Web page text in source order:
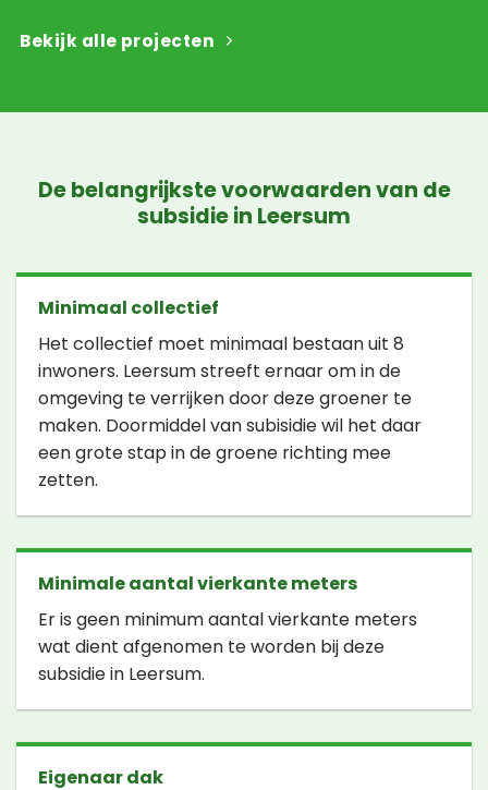
Bekijk alle projecten
De belangrijkste voorwaarden van de
subsidie in Leersum
Minimaal collectief
Het collectief moet minimaal bestaan uit 8
inwoners. Leersum streeft ernaar om in de
omgeving te verrijken door deze groener te
maken. Doormiddel van subisidie wil het daar
een grote stap in de groene richting mee
zetten.
Minimale aantal vierkante meters
Er is geen minimum aantal vierkante meters
wat dient afgenomen te worden bij deze
subsidie in Leersum.
Eigenaar dak